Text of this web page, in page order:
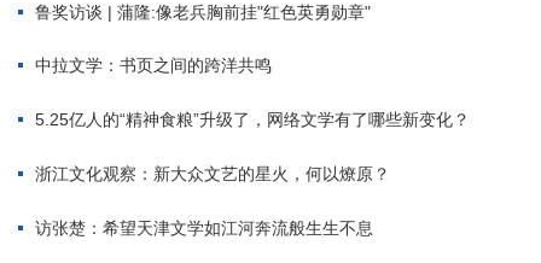
鲁奖访谈 | 蒲隆:像老兵胸前挂"红色英勇勋章"
中拉文学：书页之间的跨洋共鸣
5.25亿人的“精神食粮”升级了，网络文学有了哪些新变化？
浙江文化观察：新大众文艺的星火，何以燎原？
访张楚：希望天津文学如江河奔流般生生不息